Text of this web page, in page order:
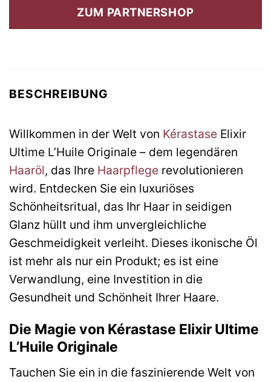
war:
56,00 €
ist:
66,39 €.
ZUM PARTNERSHOP
BESCHREIBUNG
Willkommen in der Welt von Kérastase Elixir
Ultime L’Huile Originale – dem legendären
Haaröl, das Ihre Haarpflege revolutionieren
wird. Entdecken Sie ein luxuriöses
Schönheitsritual, das Ihr Haar in seidigen
Glanz hüllt und ihm unvergleichliche
Geschmeidigkeit verleiht. Dieses ikonische Öl
ist mehr als nur ein Produkt; es ist eine
Verwandlung, eine Investition in die
Gesundheit und Schönheit Ihrer Haare.
Die Magie von Kérastase Elixir Ultime
L’Huile Originale
Tauchen Sie ein in die faszinierende Welt von